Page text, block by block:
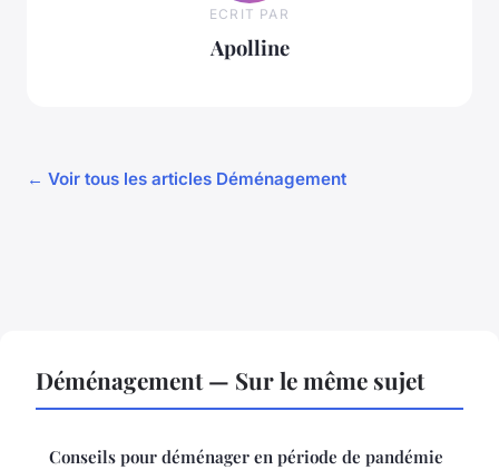
ECRIT PAR
Apolline
← Voir tous les articles Déménagement
Déménagement — Sur le même sujet
Conseils pour déménager en période de pandémie